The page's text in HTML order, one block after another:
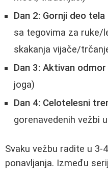
Dan 2: Gornji deo
sa tegovima za ruke/
skakanja vijače/
Dan 3: Aktivan odmor
joga)
Dan 4: Celotelesni
gorenavedenih vežbi
Svaku vežbu radite u 3-
ponavljanja. Između